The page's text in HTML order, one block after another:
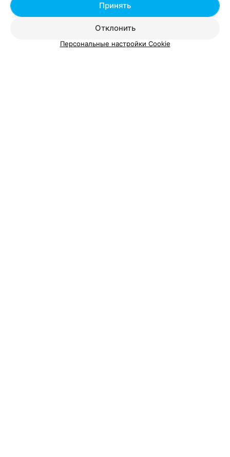
Отклонить
Принять
Персональные настройки Cookie